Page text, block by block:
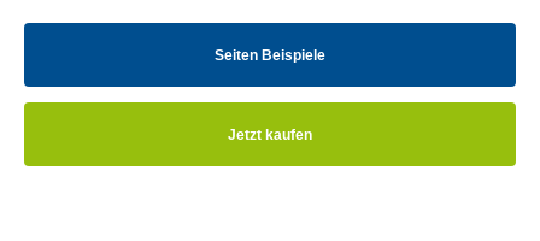
Seiten Beispiele
Jetzt kaufen